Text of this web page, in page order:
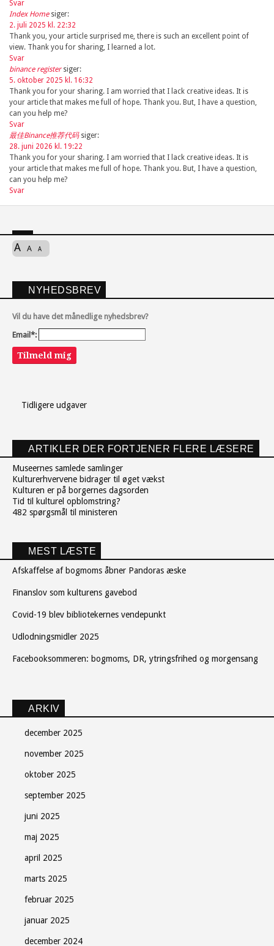
Svar
Index Home siger:
2. juli 2025 kl. 22:32
Thank you, your article surprised me, there is such an excellent point of
view. Thank you for sharing, I learned a lot.
Svar
binance register siger:
5. oktober 2025 kl. 16:32
Thank you for your sharing. I am worried that I lack creative ideas. It is
your article that makes me full of hope. Thank you. But, I have a question,
can you help me?
Svar
最佳Binance推荐代码 siger:
28. juni 2026 kl. 19:22
Thank you for your sharing. I am worried that I lack creative ideas. It is
your article that makes me full of hope. Thank you. But, I have a question,
can you help me?
Svar
A A A
NYHEDSBREV
Vil du have det månedlige nyhedsbrev?
Email*:
Tilmeld mig
Tidligere udgaver
ARTIKLER DER FORTJENER FLERE LÆSERE
Museernes samlede samlinger
Kulturerhvervene bidrager til øget vækst
Kulturen er på borgernes dagsorden
Tid til kulturel opblomstring?
482 spørgsmål til ministeren
MEST LÆSTE
Afskaffelse af bogmoms åbner Pandoras æske
Finanslov som kulturens gavebod
Covid-19 blev bibliotekernes vendepunkt
Udlodningsmidler 2025
Facebooksommeren: bogmoms, DR, ytringsfrihed og morgensang
ARKIV
december 2025
november 2025
oktober 2025
september 2025
juni 2025
maj 2025
april 2025
marts 2025
februar 2025
januar 2025
december 2024